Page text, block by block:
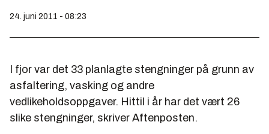
24. juni 2011 - 08:23
I fjor var det 33 planlagte stengninger på grunn av
asfaltering, vasking og andre
vedlikeholdsoppgaver. Hittil i år har det vært 26
slike stengninger, skriver Aftenposten.